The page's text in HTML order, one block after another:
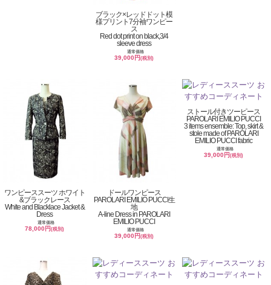
ブラック×レッドドット模
様プリント7分袖ワンピー
ス
Red dot print on black,3/4
sleeve dress
通常価格
39,000円(税別)
ワンピーススーツ ホワイト
&ブラックレース
White and Blacklace Jacket &
Dress
通常価格
78,000円(税別)
ドールワンピース
PAROLARI EMILIO PUCCI生
地
A-line Dress in PAROLARI
EMILIO PUCCI
通常価格
39,000円(税別)
ストール付きツーピース
PAROLARI EMILIO PUCCI
3 items ensemble: Top, skirt &
stole made of PAROLARI
EMILIO PUCCI fabric
通常価格
39,000円(税別)